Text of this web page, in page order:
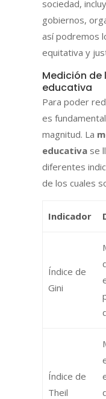
sociedad,
gobiernos,
así podremos
equitativa y
Medición
educativa
Para poder
es
magnitud. La
educativase
diferentes
de los cuales
Indicador
Índice de
Gini
Índice de
Theil